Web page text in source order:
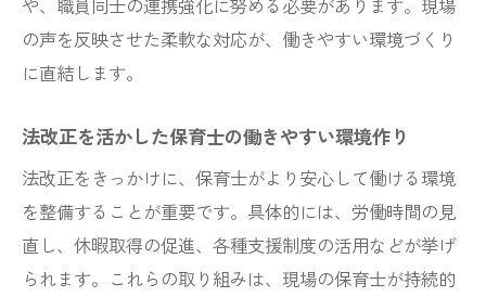
や、職員同士の連携強化に努める必要があります。現場
の声を反映させた柔軟な対応が、働きやすい環境づくり
に直結します。
法改正を活かした保育士の働きやすい環境作り
法改正をきっかけに、保育士がより安心して働ける環境
を整備することが重要です。具体的には、労働時間の見
直し、休暇取得の促進、各種支援制度の活用などが挙げ
られます。これらの取り組みは、現場の保育士が持続的